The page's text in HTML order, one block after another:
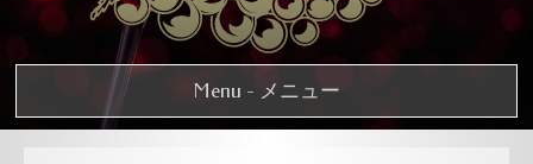
Menu - メニュー